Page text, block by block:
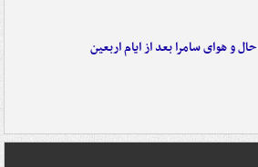
حال و هوای سامرا بعد از ایام اربعین